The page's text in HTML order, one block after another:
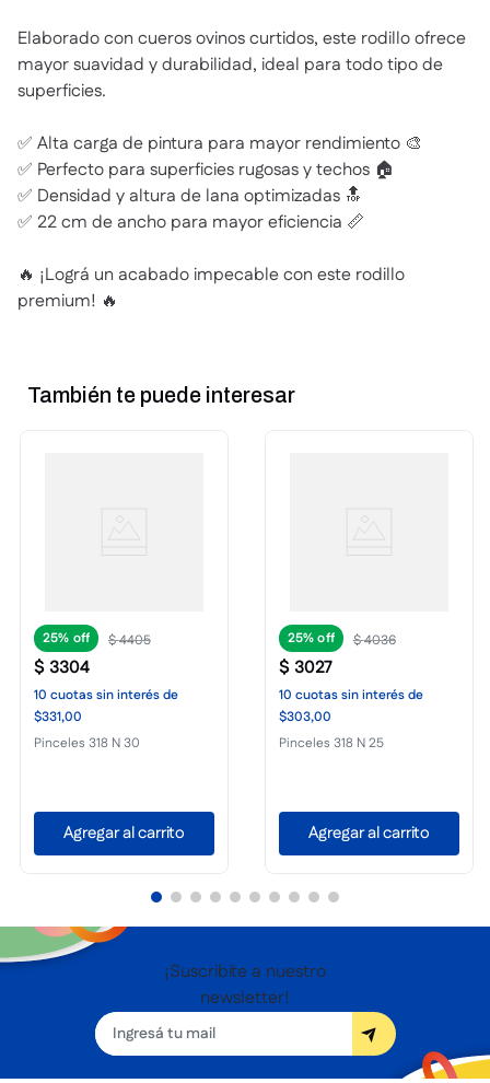
Elaborado con cueros ovinos curtidos, este rodillo ofrece
mayor suavidad y durabilidad, ideal para todo tipo de
superficies.
✅ Alta carga de pintura para mayor rendimiento 🎨
✅ Perfecto para superficies rugosas y techos 🏠
✅ Densidad y altura de lana optimizadas 🔝
✅ 22 cm de ancho para mayor eficiencia 📏
🔥 ¡Lográ un acabado impecable con este rodillo
premium! 🔥
También te puede interesar
25% $4405
$3304
10 cuotassin interésde
$331,00
Pinceles 318 N 30
Agregar al carrito
25% $4036
$3027
10 cuotassin interésde
$303,00
Pinceles 318 N 25
Agregar al carrito
¡Suscribite a nuestro
newsletter!